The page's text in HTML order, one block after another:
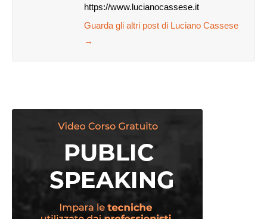
https://www.lucianocassese.it
Guarda gli altri post di Luciano Cassese
→